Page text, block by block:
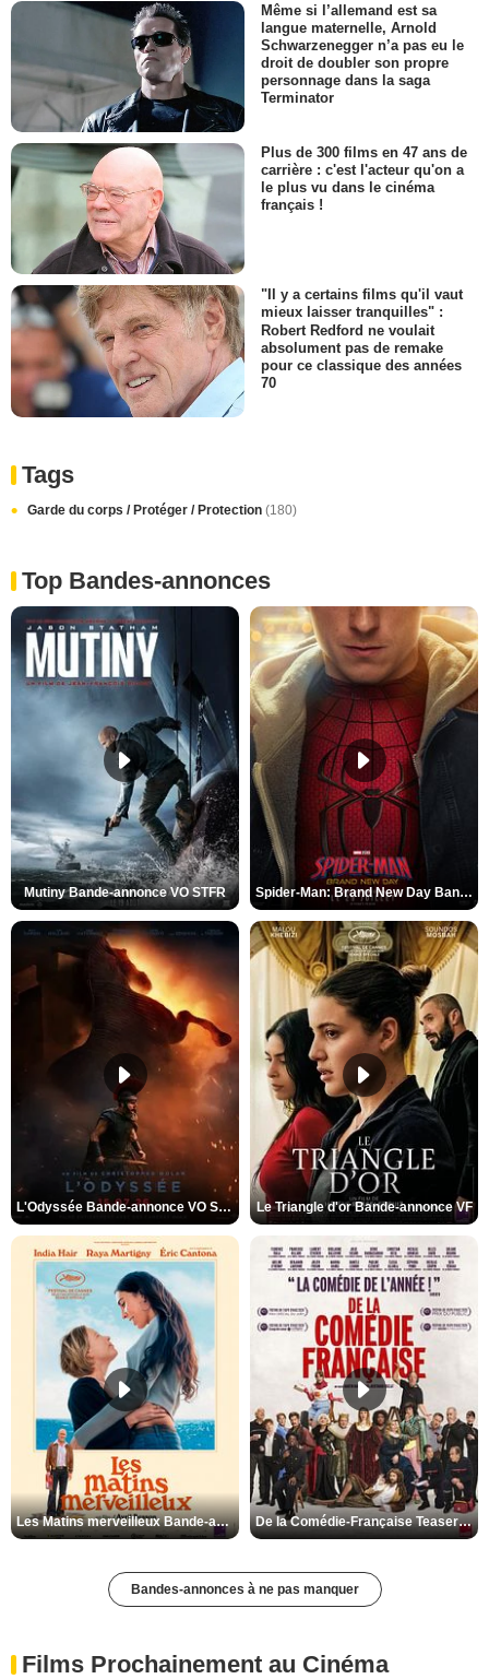
Même si l’allemand est sa
langue maternelle, Arnold
Schwarzenegger n’a pas eu le
droit de doubler son propre
personnage dans la saga
Terminator
Plus de 300 films en 47 ans de
carrière : c'est l'acteur qu'on a
le plus vu dans le cinéma
français !
"Il y a certains films qu'il vaut
mieux laisser tranquilles" :
Robert Redford ne voulait
absolument pas de remake
pour ce classique des années
70
Tags
Garde du corps / Protéger / Protection (180)
Top Bandes-annonces
Mutiny Bande-annonce VO STFR Spider-Man: Brand New Day Bande-annonce VO STFR
L'Odyssée Bande-annonce VO STFR Le Triangle d'or Bande-annonce VF
Les Matins merveilleux Bande-annonce VF De la Comédie-Française Teaser VF
Bandes-annonces à ne pas manquer
Films Prochainement au Cinéma